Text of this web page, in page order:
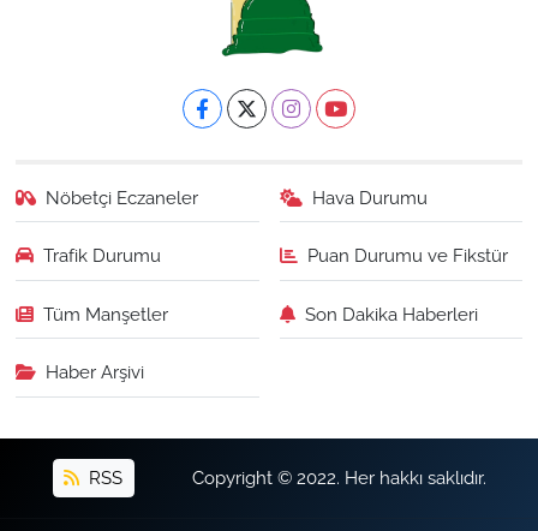
Nöbetçi Eczaneler Hava Durumu
Trafik Durumu Puan Durumu ve Fikstür
Tüm Manşetler Son Dakika Haberleri
Haber Arşivi
RSS Copyright © 2022. Her hakkı saklıdır.